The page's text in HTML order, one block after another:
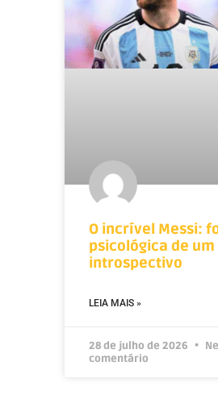
O incrível Messi:
psicológica de
introspectivo
LEIA MAIS »
28 de julho de 2026
comentário